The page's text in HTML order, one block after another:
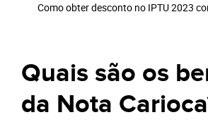
Como obter desconto no IPTU 2023
Quais são os
da Nota